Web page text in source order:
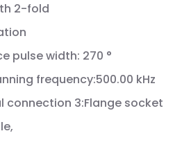
2-fold
pulse width: 270 °
frequency:500.00 kHz
connection 3:Flange socket